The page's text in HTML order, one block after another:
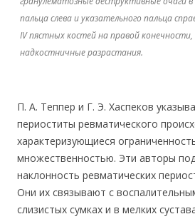
пальца слева и указательного пальца
IV пястных костей на правой
надкостничные разрастания.
П. А. Теппер и Г. Э. Хаспеков
периоститы ревматического
характеризующиеся
множественностью. Эти авторы
наклонность ревматических
Они их связывают с
слизистых сумках и в мелких